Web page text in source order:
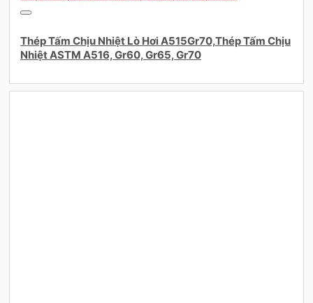
Thép Tấm Chịu Nhiệt Lò Hơi A515Gr70,Thép Tấm Chịu
Nhiệt ASTM A516, Gr60, Gr65, Gr70